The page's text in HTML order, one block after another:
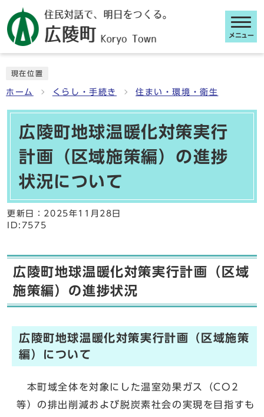
メニュー
現在位置
ホーム くらし・手続き 住まい・環境・衛生
広陵町地球温暖化対策実行
計画（区域施策編）の進捗
状況について
更新日： 2025年11月28日
ID:7575
広陵町地球温暖化対策実行計画（区域
施策編）の進捗状況
広陵町地球温暖化対策実行計画（区域施策
編）について
本町域全体を対象にした温室効果ガス（CO2
等）の排出削減および脱炭素社会の実現を目指すも